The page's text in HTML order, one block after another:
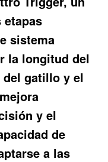
sistema
la longitud del
gatillo y el
y el
de
a las